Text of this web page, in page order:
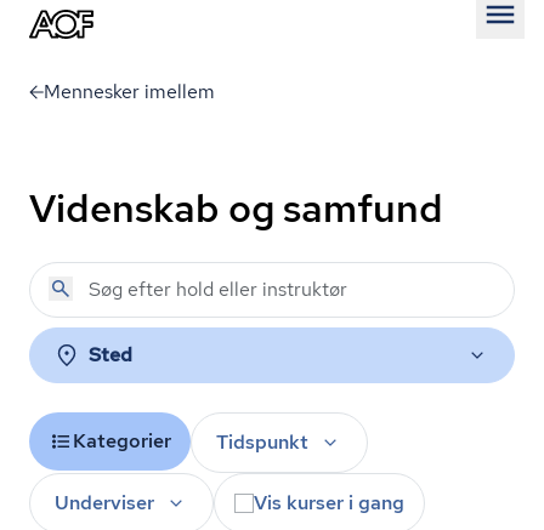
Mennesker imellem
Videnskab og samfund
Sted
Kategorier Tidspunkt
Underviser Vis kurser i gang